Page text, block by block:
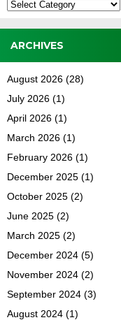
Kategori
ARCHIVES
August 2026 (28)
July 2026 (1)
April 2026 (1)
March 2026 (1)
February 2026 (1)
December 2025 (1)
October 2025 (2)
June 2025 (2)
March 2025 (2)
December 2024 (5)
November 2024 (2)
September 2024 (3)
August 2024 (1)